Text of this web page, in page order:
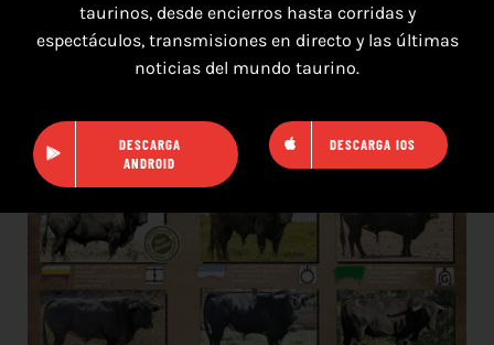
taurinos, desde encierros hasta corridas y
espectáculos, transmisiones en directo y las últimas
noticias del mundo taurino.
DESCARGA
ANDROID
DESCARGA IOS